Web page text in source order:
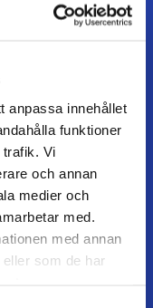
anpassa innehållet
funktioner
Vi
och annan
medier och
med.
med annan
som de har